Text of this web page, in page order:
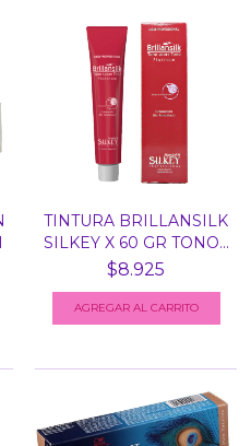
TINTURA BRILLANSILK
SILKEY X 60 GR TONO...
$8.925